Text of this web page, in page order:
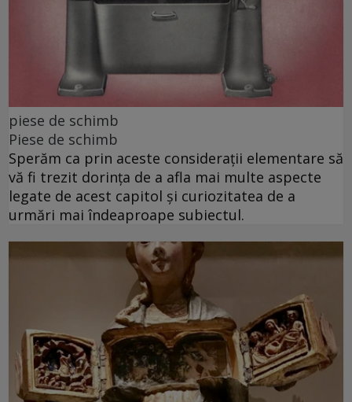
piese de schimb
Piese de schimb
Sperăm ca prin aceste considerații elementare să
vă fi trezit dorința de a afla mai multe aspecte
legate de acest capitol și curiozitatea de a
urmări mai îndeaproape subiectul.